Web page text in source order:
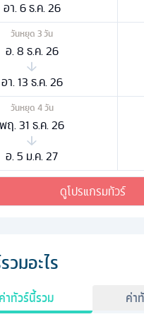
อา. 6 ธ.ค. 26
วันหยุด 3วัน
อ. 8 ธ.ค. 26
อา. 13 ธ.ค. 26
วันหยุด 4วัน
พฤ. 31 ธ.ค. 26
อ. 5 ม.ค. 27
ดูโปรแกรมทัวร์
วมอะไร
ค่าทัวร์นี้รวม ค่า